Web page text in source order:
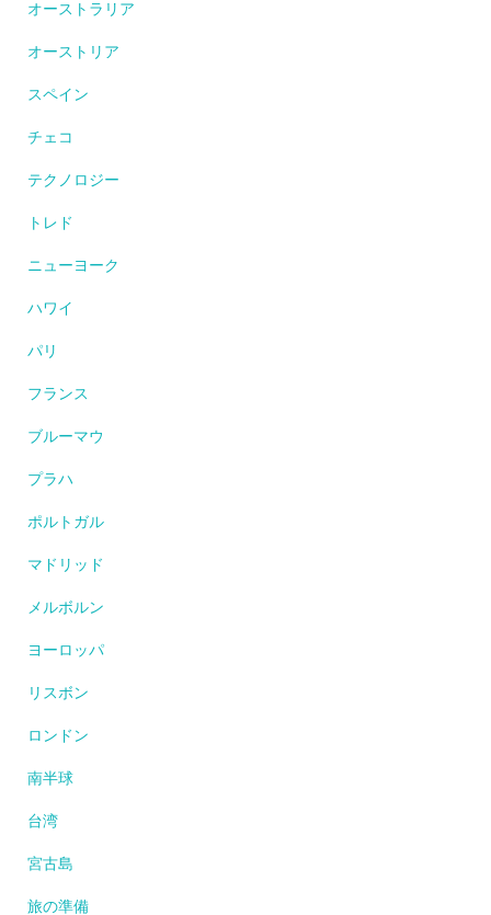
オーストラリア
オーストリア
スペイン
チェコ
テクノロジー
トレド
ニューヨーク
ハワイ
パリ
フランス
ブルーマウ
プラハ
ポルトガル
マドリッド
メルボルン
ヨーロッパ
リスボン
ロンドン
南半球
台湾
宮古島
旅の準備